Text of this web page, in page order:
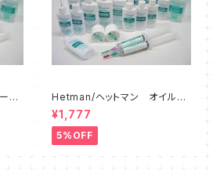
ニ
Hetman/ヘットマン オイル各
種
¥1,777
5%OFF